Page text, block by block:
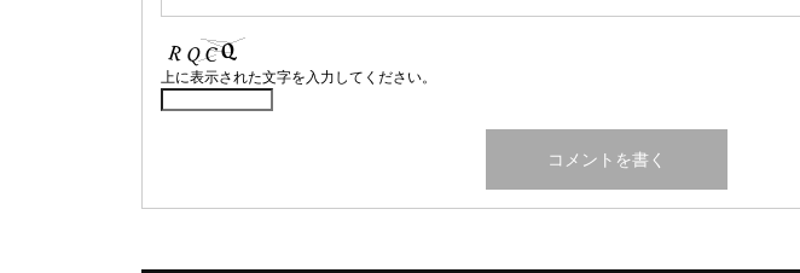
上に表示された文字を入力してください。